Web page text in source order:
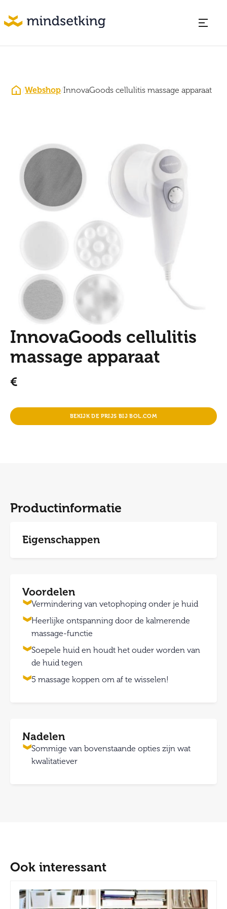
/Webshop/InnovaGoods cellulitis massage apparaat
InnovaGoods cellulitis
massage apparaat
€
BEKIJK DE PRIJS BIJ BOL.COM
Productinformatie
Eigenschappen
Voordelen
Vermindering van vetophoping onder je huid
Heerlijke ontspanning door de kalmerende
massage-functie
Soepele huid en houdt het ouder worden van
de huid tegen
5 massage koppen om af te wisselen!
Nadelen
Sommige van bovenstaande opties zijn wat
kwalitatiever
Ook interessant